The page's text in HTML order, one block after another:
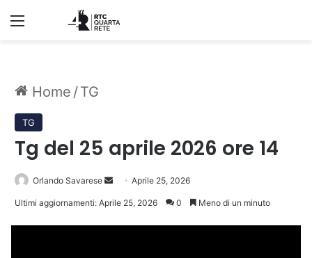
Menu
Home /TG
TG
Tg del 25 aprile 2026 ore 14
Orlando Savarese
Invia Aprile 25, 2026
Ultimi aggiornamenti: Aprile 25, 2026 0 Meno di un minuto